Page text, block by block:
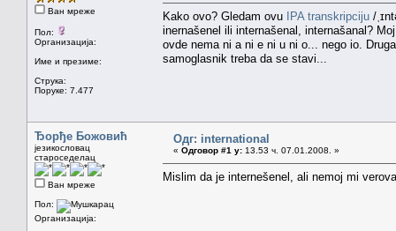
Ван мреже
Пол:
Организација:
Име и презиме:
Струка:
Поруке: 7.477
Kako ovo? Gledam ovu IPA transkripciju /
inernašenel ili internašenal, internašanal?
ovde nema ni a ni e ni u ni o... nego io.
samoglasnik treba da se stavi...
Ђорђе Божовић
језикословац
староседелац
Ван мреже
Пол:
Организација:
Одг: international
« Одговор #1 у: 13.53 ч. 07.01.2008. »
Mislim da je internešenel, ali nemoj mi